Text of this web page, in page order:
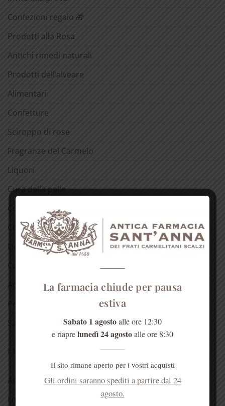
Confezioni regalo 🎁
Prodotti alla Rosa
Antichi rimedi naturali
Prodotti dell’alveare
Alimentari
Confetture
Sciroppo di rose
Fragranze del Carmelo
Liquori
Cura della pelle
Cura dei capelli
Cura della bocca
Detergenti
Cosmetici alla rosa
Acqua di Sant’Anna
Salute dell’anima
LE NOSTRE RUBRICHE
Antica spezieria
La farmacia chiude per pausa
estiva
Sabato 1 agostoalle ore 12:30
e riaprelunedì 24 agostoalle ore 8:30
Il sito rimane aperto per i vostri acquisti
Gli ordini saranno spediti a partire dal 24
agosto.